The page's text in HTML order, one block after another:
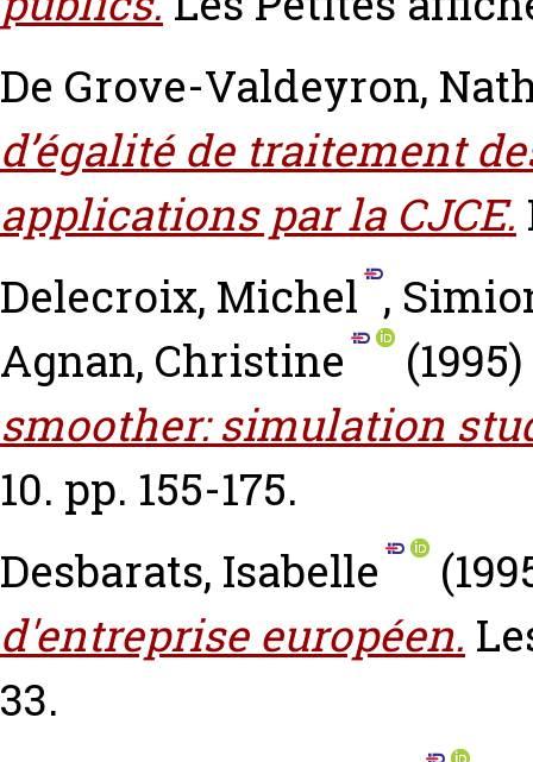
De Grove-Valdeyron,
d’égalité de traitement
applications par la CJCE.
Delecroix, Michel ,
Agnan, Christine
(1995)
smoother: simulation
10. pp. 155-175.
Desbarats, Isabelle
d'entreprise européen.
33.